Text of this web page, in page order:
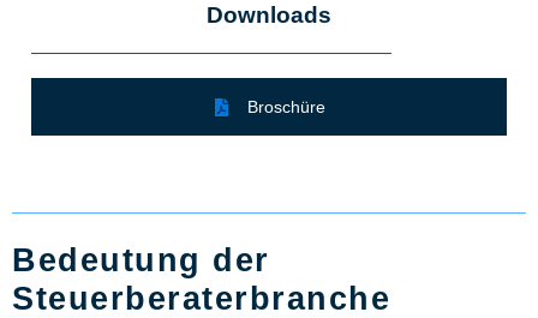
Downloads
Broschüre
Bedeutung der
Steuerberaterbranche